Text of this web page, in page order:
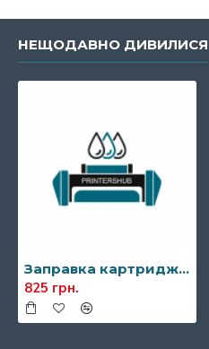
НЕЩОДАВНО ДИВИЛИСЯ
Заправка картриджа Xerox 006R01278
825 грн.